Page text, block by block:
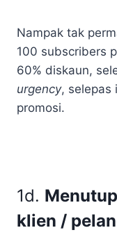
Nampak tak
100 subscribers
60% diskaun,
urgency, selepas
promosi.
1d.
klien /